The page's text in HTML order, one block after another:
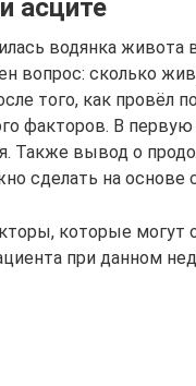
асците
водянка живота
вопрос: сколько
того, как провёл
факторов. В
Также вывод о
сделать на основе
которые могут
при данном